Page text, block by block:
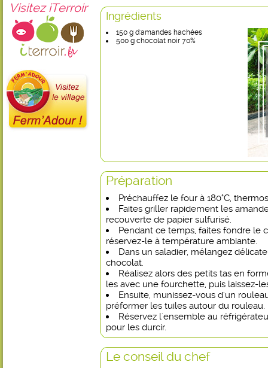
Visitez iTerroir
Ingrédients
150 g d'amandes hachées
500 g chocolat noir 70%
Préparation
Préchauffez le four à 180°C,
Faites griller rapidement les
recouverte de papier sulfurisé.
Pendant ce temps, faites fondre le
réservez-le à température ambiante.
Dans un saladier, mélangez
chocolat.
Réalisez alors des petits tas en
les avec une fourchette, puis laissez-
Ensuite, munissez-vous d'un
préformer les tuiles autour du rouleau.
Réservez l'ensemble au
pour les durcir.
Le conseil du chef